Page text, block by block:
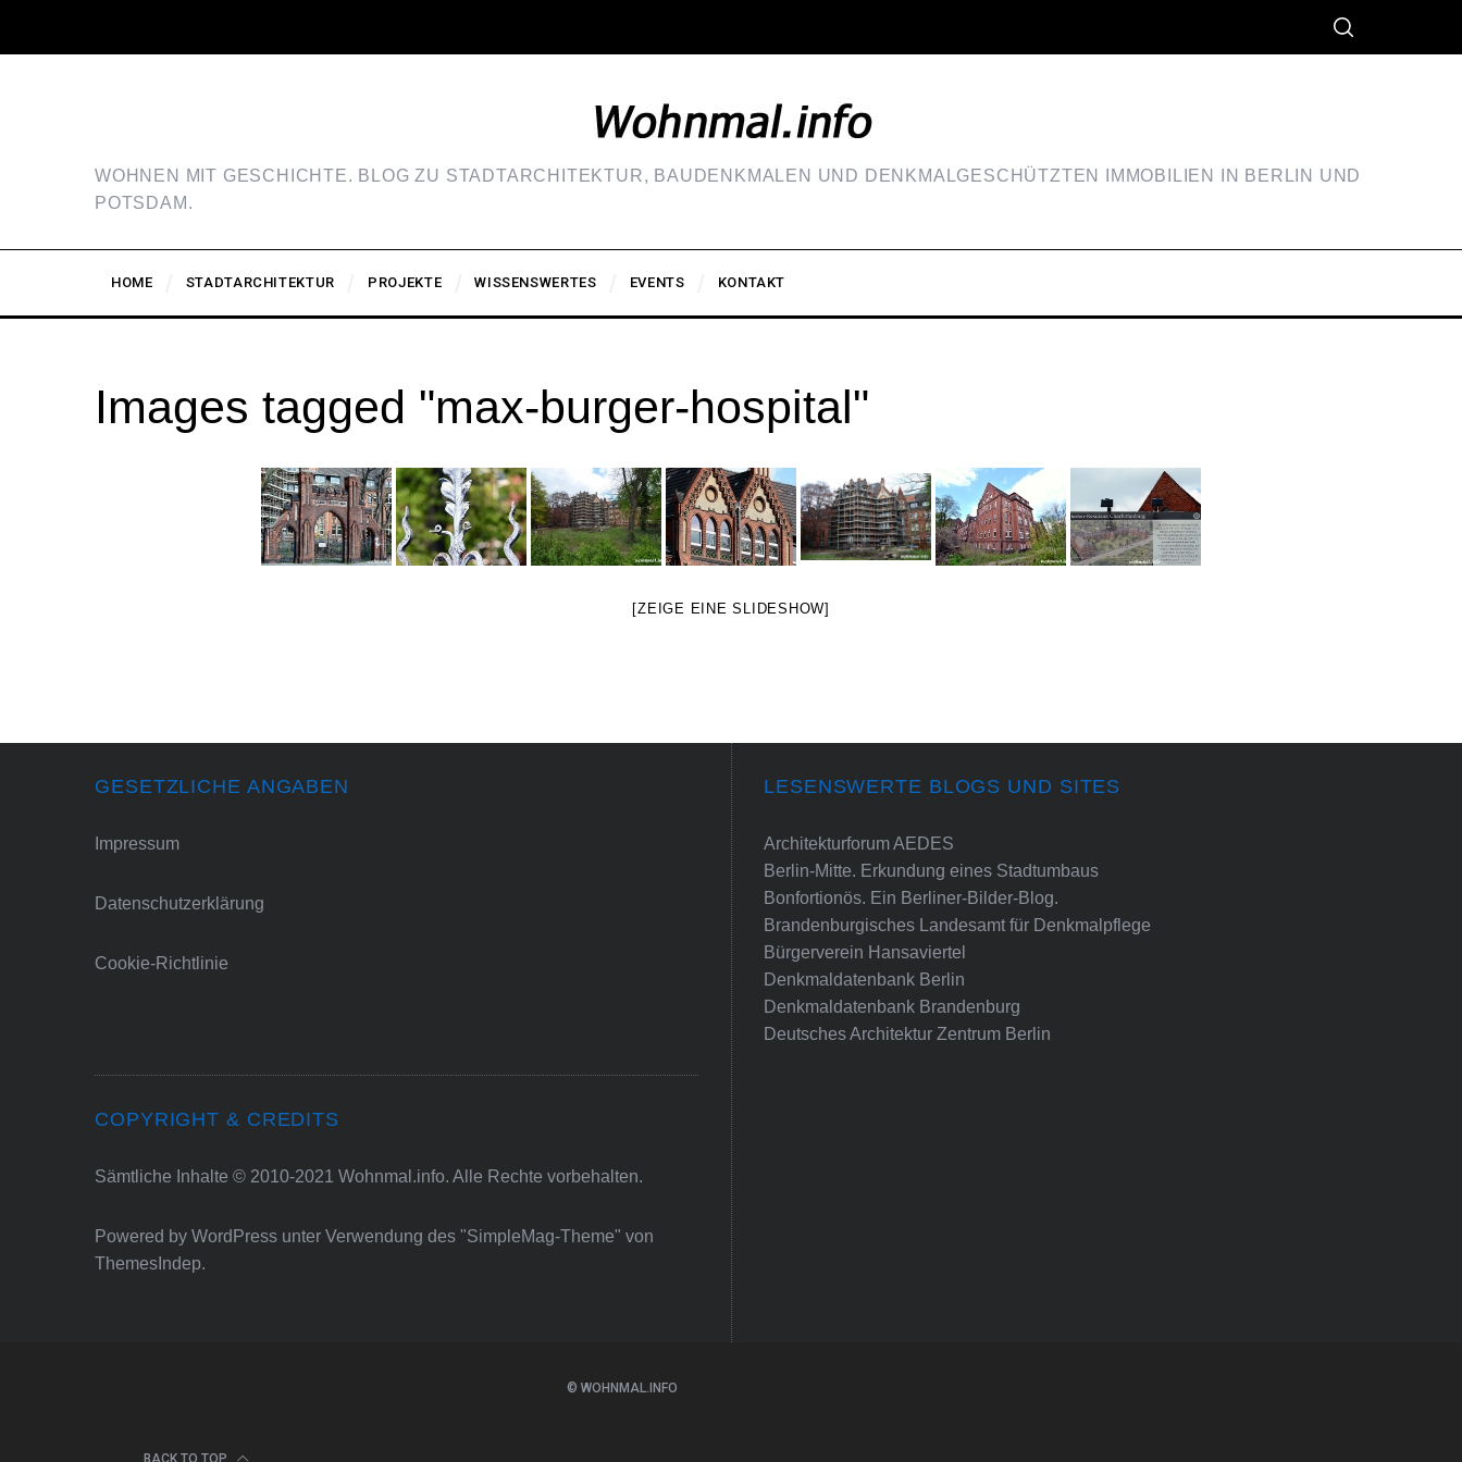
WOHNEN MIT GESCHICHTE. BLOG ZU STADTARCHITEKTUR, BAUDENKMALEN UND DENKMALGESCHÜTZTEN IMMOBILIEN IN BERLIN UND
POTSDAM.
HOME STADTARCHITEKTUR PROJEKTE WISSENSWERTES EVENTS KONTAKT
Images tagged "max-burger-hospital"
[ZEIGE EINE SLIDESHOW]
GESETZLICHE ANGABEN
Impressum
Datenschutzerklärung
Cookie-Richtlinie
COPYRIGHT & CREDITS
Sämtliche Inhalte © 2010-2021 Wohnmal.info. Alle Rechte vorbehalten.
Powered by WordPress unter Verwendung des "SimpleMag-Theme" von
ThemesIndep.
LESENSWERTE BLOGS UND SITES
Architekturforum AEDES
Berlin-Mitte. Erkundung eines Stadtumbaus
Bonfortionös. Ein Berliner-Bilder-Blog.
Brandenburgisches Landesamt für Denkmalpflege
Bürgerverein Hansaviertel
Denkmaldatenbank Berlin
Denkmaldatenbank Brandenburg
Deutsches Architektur Zentrum Berlin
© WOHNMAL.INFO
BACK TO TOP